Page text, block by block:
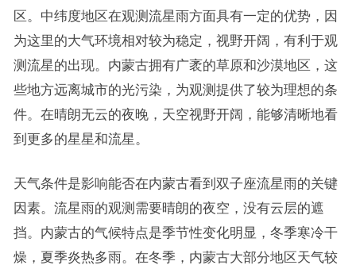
区。中纬度地区在观测流星雨方面具有一定的优势，因
为这里的大气环境相对较为稳定，视野开阔，有利于观
测流星的出现。内蒙古拥有广袤的草原和沙漠地区，这
些地方远离城市的光污染，为观测提供了较为理想的条
件。在晴朗无云的夜晚，天空视野开阔，能够清晰地看
到更多的星星和流星。
天气条件是影响能否在内蒙古看到双子座流星雨的关键
因素。流星雨的观测需要晴朗的夜空，没有云层的遮
挡。内蒙古的气候特点是季节性变化明显，冬季寒冷干
燥，夏季炎热多雨。在冬季，内蒙古大部分地区天气较